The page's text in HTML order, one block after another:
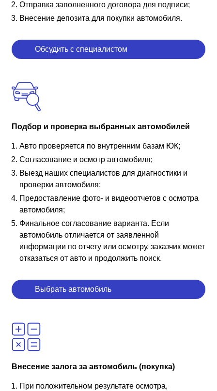
Отправка заполненного договора для подписи;
Внесение депозита для покупки автомобиля.
Обсудить с специалистом
Подбор и проверка выбранных автомобилей
Авто проверяется по внутренним базам ЮК;
Согласование и осмотр автомобиля;
Выезд наших специалистов для диагностики и
проверки автомобиля;
Предоставление фото- и видеоотчетов с осмотра
автомобиля;
Финальное согласование варианта. Если
автомобиль отличается от заявленной
информации по отчету или осмотру, заказчик может
отказаться от авто и продолжить поиск.
Выбрать автомобиль
Внесение залога за автомобиль (покупка)
При положительном результате осмотра,